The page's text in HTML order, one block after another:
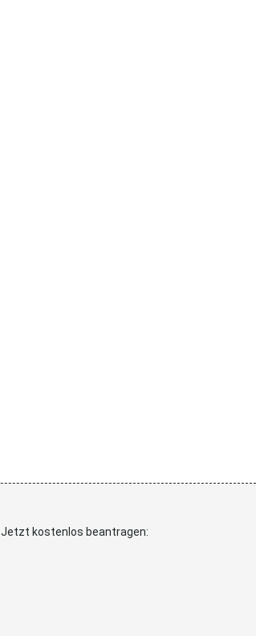
Jetzt kostenlos beantragen: